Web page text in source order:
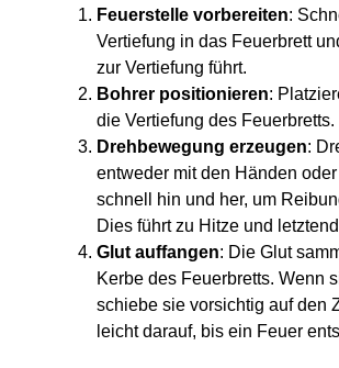
Feuerstelle vorbereiten:
Vertiefung in das Feuerbrett
zur Vertiefung führt.
Bohrer positionieren:
die Vertiefung des Feuerbretts.
Drehbewegung erzeugen:
entweder mit den Händen
schnell hin und her, um
Dies führt zu Hitze und
Glut auffangen: Die Glut
Kerbe des Feuerbretts. Wenn
schiebe sie vorsichtig auf den
leicht darauf, bis ein Feuer